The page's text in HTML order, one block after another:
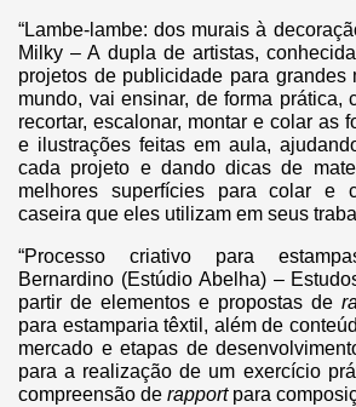
“Lambe-lambe: dos murais à
Milky – A dupla de artistas,
projetos de publicidade para grandes
mundo, vai ensinar, de forma prática,
recortar, escalonar, montar e colar as
e ilustrações feitas em aula,
cada projeto e dando dicas de
melhores superfícies para colar e
caseira que eles utilizam em seus
“Processo criativo para
Bernardino (Estúdio Abelha) –
partir de elementos e propostas de
para estamparia têxtil, além de
mercado e etapas de
para a realização de um exercício
compreensão de rapportpara